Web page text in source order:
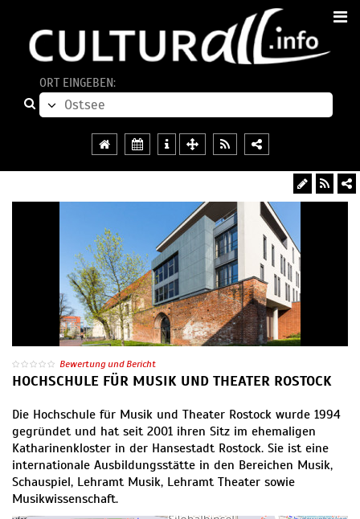
ORT EINGEBEN:
Bewertung und Bericht
HOCHSCHULE FÜR MUSIK UND THEATER ROSTOCK
Die Hochschule für Musik und Theater Rostock wurde 1994
gegründet und hat seit 2001 ihren Sitz im ehemaligen
Katharinenkloster in der Hansestadt Rostock. Sie ist eine
internationale Ausbildungsstätte in den Bereichen Musik,
Schauspiel, Lehramt Musik, Lehramt Theater sowie
Musikwissenschaft.